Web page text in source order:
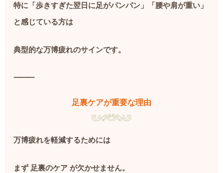
特に「歩きすぎた翌日に足がパンパン」「腰や肩が重い」
と感じている方は
典型的な万博疲れのサインです。
⸻
足裏ケアが重要な理由
万博疲れを軽減するためには
まず 足裏のケア が欠かせません。